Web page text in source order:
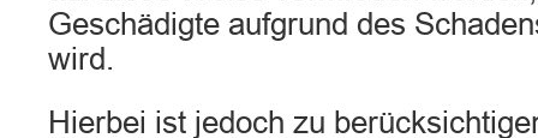
Geschädigte aufgrund des
wird.
Hierbei ist jedoch zu